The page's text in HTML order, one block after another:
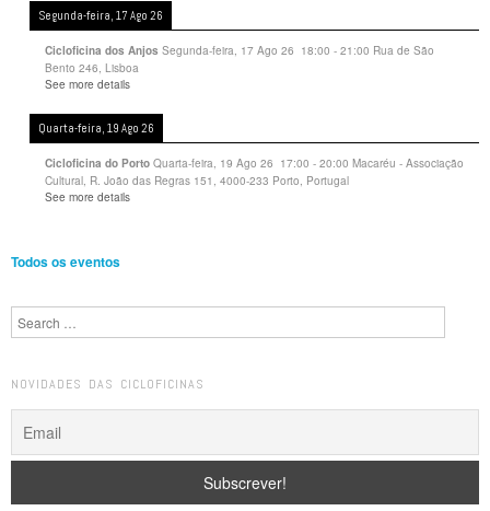
Segunda-feira, 17 Ago 26
Cicloficina dos Anjos Segunda-feira, 17 Ago 26 18:00 - 21:00 Rua de São
Bento 246, Lisboa
See more details
Quarta-feira, 19 Ago 26
Cicloficina do Porto Quarta-feira, 19 Ago 26 17:00 - 20:00 Macaréu - Associação
Cultural, R. João das Regras 151, 4000-233 Porto, Portugal
See more details
Todos os eventos
Search
NOVIDADES DAS CICLOFICINAS